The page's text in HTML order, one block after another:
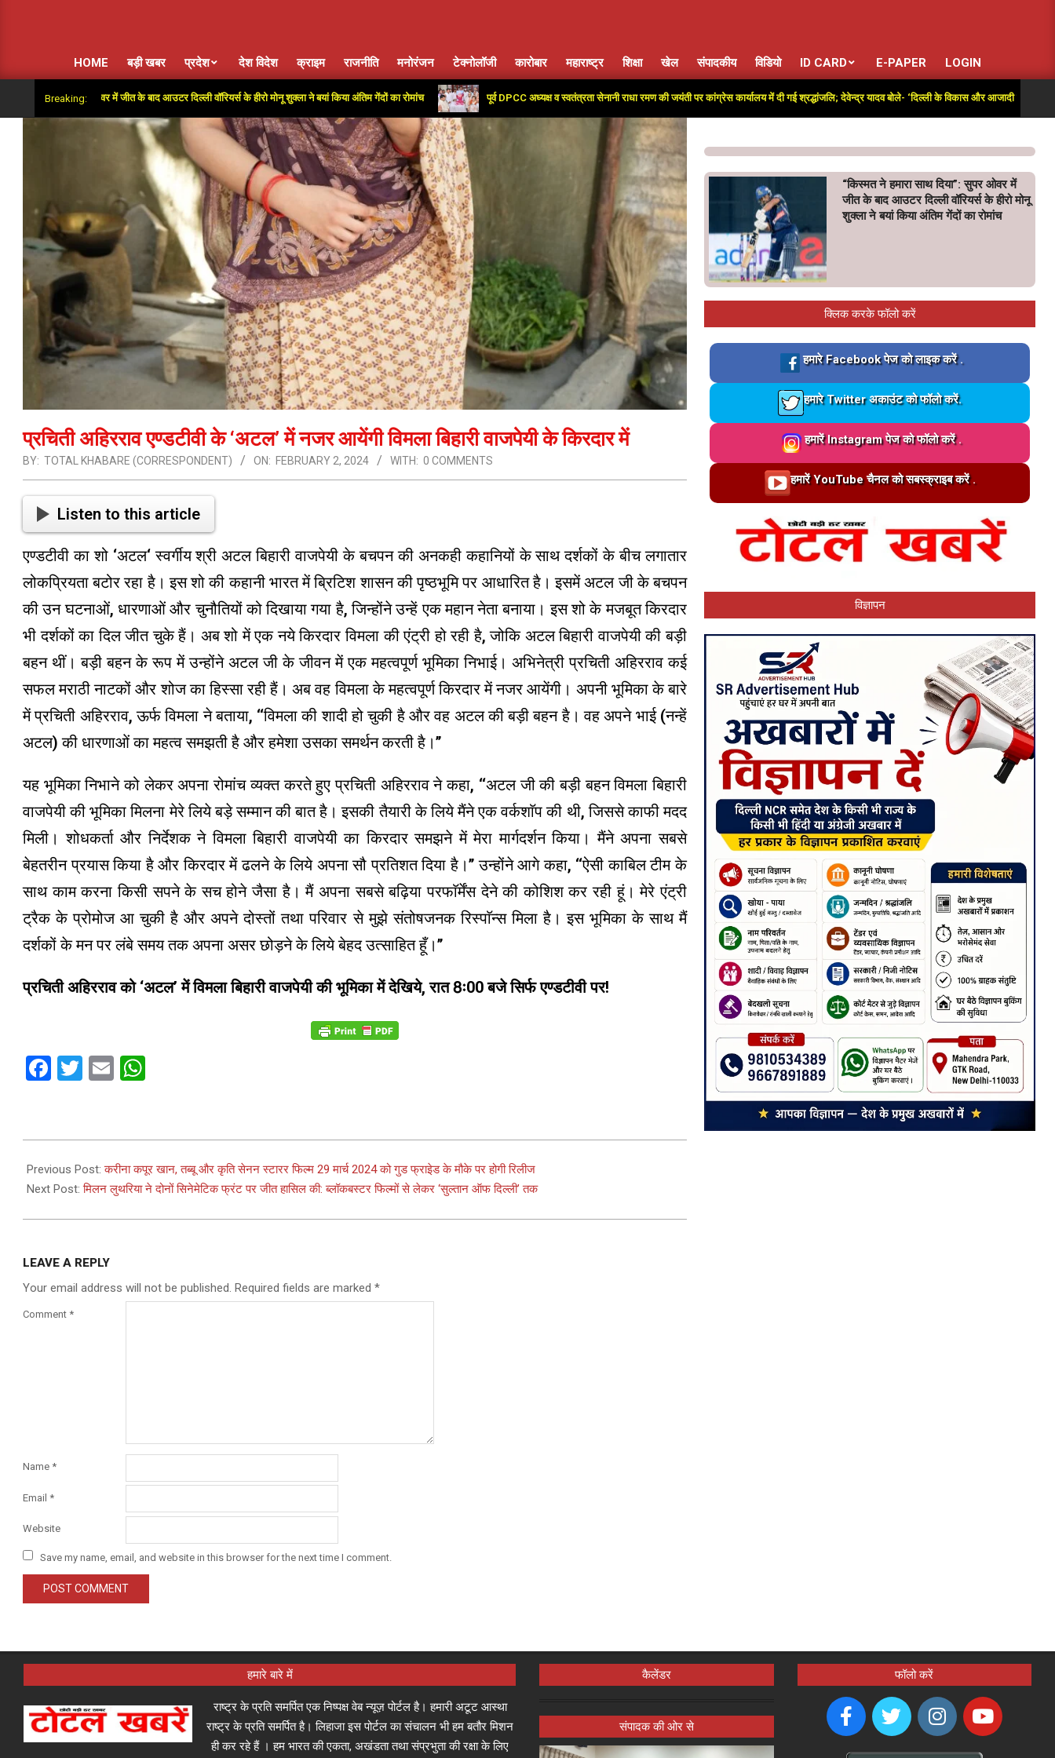
Primary
Navigation
HOME बड़ी खबर प्रदेश देश विदेश क्राइम राजनीति मनोरंजन टेक्नोलॉजी कारोबार महाराष्ट्र शिक्षा खेल संपादकीय विडियो ID CARD E-PAPER LOGIN
Breaking:
दिया”: सुपर ओवर में जीत के बाद आउटर दिल्ली वॉरियर्स के हीरो मोनू शुक्ला ने बयां किया अंतिम गेंदों का रोमांच पूर्व DPCC अध्यक्ष व स्वतंत्रता सेनानी राधा रमण की जयंती पर कांग्रेस कार्यालय में दी गई श्रद्धांजलि; देवेन्द्र यादव बोले- ‘दिल्ली के विकास और आजादी की लड़ाई में अतुलनीय
प्रचिती अहिरराव एण्डटीवी के ‘अटल’ में नजर आयेंगी विमला बिहारी वाजपेयी के किरदार में
BY: TOTAL KHABARE (CORRESPONDENT) ON: FEBRUARY 2, 2024 WITH: 0 COMMENTS
Listen to this article
एण्डटीवी का शो ‘अटल‘ स्वर्गीय श्री अटल बिहारी वाजपेयी के बचपन की अनकही कहानियों के साथ दर्शकों के बीच लगातार
लोकप्रियता बटोर रहा है। इस शो की कहानी भारत में ब्रिटिश शासन की पृष्ठभूमि पर आधारित है। इसमें अटल जी के बचपन
की उन घटनाओं, धारणाओं और चुनौतियों को दिखाया गया है, जिन्होंने उन्हें एक महान नेता बनाया। इस शो के मजबूत किरदार
भी दर्शकों का दिल जीत चुके हैं। अब शो में एक नये किरदार विमला की एंट्री हो रही है, जोकि अटल बिहारी वाजपेयी की बड़ी
बहन थीं। बड़ी बहन के रूप में उन्होंने अटल जी के जीवन में एक महत्वपूर्ण भूमिका निभाई। अभिनेत्री प्रचिती अहिरराव कई
सफल मराठी नाटकों और शोज का हिस्सा रही हैं। अब वह विमला के महत्वपूर्ण किरदार में नजर आयेंगी। अपनी भूमिका के बारे
में प्रचिती अहिरराव, ऊर्फ विमला ने बताया, ‘‘विमला की शादी हो चुकी है और वह अटल की बड़ी बहन है। वह अपने भाई (नन्हें
अटल) की धारणाओं का महत्व समझती है और हमेशा उसका समर्थन करती है।’’
यह भूमिका निभाने को लेकर अपना रोमांच व्यक्त करते हुए प्रचिती अहिरराव ने कहा, ‘‘अटल जी की बड़ी बहन विमला बिहारी
वाजपेयी की भूमिका मिलना मेरे लिये बड़े सम्मान की बात है। इसकी तैयारी के लिये मैंने एक वर्कशाॅप की थी, जिससे काफी मदद
मिली। शोधकर्ता और निर्देशक ने विमला बिहारी वाजपेयी का किरदार समझने में मेरा मार्गदर्शन किया। मैंने अपना सबसे
बेहतरीन प्रयास किया है और किरदार में ढलने के लिये अपना सौ प्रतिशत दिया है।’’ उन्होंने आगे कहा, ‘‘ऐसी काबिल टीम के
साथ काम करना किसी सपने के सच होने जैसा है। मैं अपना सबसे बढ़िया परफाॅर्मेंस देने की कोशिश कर रही हूं। मेरे एंट्री
ट्रैक के प्रोमोज आ चुकी है और अपने दोस्तों तथा परिवार से मुझे संतोषजनक रिस्पाॅन्स मिला है। इस भूमिका के साथ मैं
दर्शकों के मन पर लंबे समय तक अपना असर छोड़ने के लिये बेहद उत्साहित हूँ।’’
प्रचिती अहिरराव को ‘अटल’ में विमला बिहारी वाजपेयी की भूमिका में देखिये, रात 8ः00 बजे सिर्फ एण्डटीवी पर!
Facebook
Twitter
Email
02-
02
Previous Post:करीना कपूर खान, तब्बू और कृति सेनन स्टारर फिल्म 29 मार्च 2024 को गुड फ्राइेड के मौके पर होगी रिलीज
Next Post:मिलन लुथरिया ने दोनों सिनेमेटिक फ्रंट पर जीत हासिल की: ब्लॉकबस्टर फिल्मों से लेकर ‘सुल्तान ऑफ दिल्ली’ तक
LEAVE A REPLY
Your email address will not be published. Required fields are marked *
Comment *
Name *
Email *
Website
Save my name, email, and website in this browser for the next time I comment.
“किस्मत ने हमारा साथ दिया”: सुपर ओवर में
जीत के बाद आउटर दिल्ली वॉरियर्स के हीरो मोनू
शुक्ला ने बयां किया अंतिम गेंदों का रोमांच
क्लिक करके फॉलो करें
Loading…
हमारे Facebook पेज को लाइक करें .
Loading…
हमारे Twitter अकाउंट को फॉलो करें.
Loading…
हमारें Instagram पेज को फॉलो करें .
Loading…हमारें YouTube चैनल को सबस्क्राइब करें .
विज्ञापन
हमारे बारे में
राष्ट्र के प्रति समर्पित एक निष्पक्ष वेब न्यूज़ पोर्टल है। हमारी अटूट आस्था
राष्ट्र के प्रति समर्पित है। लिहाजा इस पोर्टल का संचालन भी हम बतौर मिशन
ही कर रहे हैं । हम भारत की एकता, अखंडता तथा संप्रभुता की रक्षा के लिए
कैलेंडर
संपादक की ओर से
फॉलो करें